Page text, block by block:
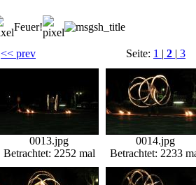
Feuer!
<< prev Seite: 1 | 2 | 3
0013.jpg
Betrachtet: 2252 mal
0014.jpg
Betrachtet: 2233